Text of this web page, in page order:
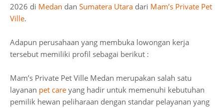
2026 di Medan dan Sumatera Utara dari Mam’s Private Pet
Ville.
Adapun perusahaan yang membuka lowongan kerja
tersebut memiliki profil sebagai berikut :
Mam’s Private Pet Ville Medan merupakan salah satu
layanan pet care yang hadir untuk memenuhi kebutuhan
pemilik hewan peliharaan dengan standar pelayanan yang